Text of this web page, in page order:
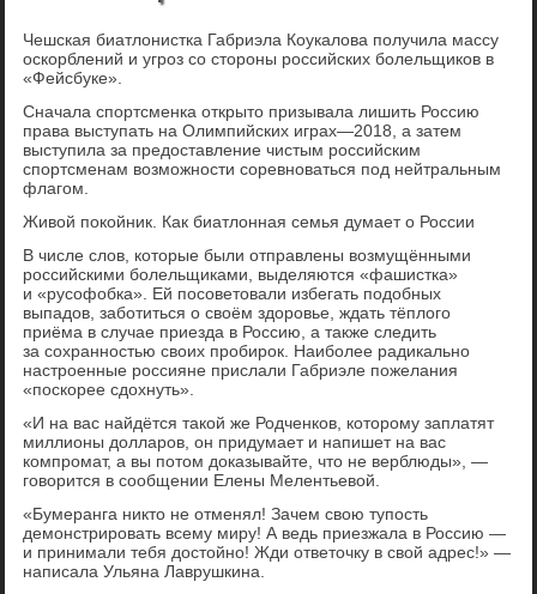
Чешская биатлонистка Габриэла Коукалова получила массу
оскорблений и угроз со стороны российских болельщиков в
«Фейсбуке».
Сначала спортсменка открыто призывала лишить Россию
права выступать на Олимпийских играх—2018, а затем
выступила за предоставление чистым российским
спортсменам возможности соревноваться под нейтральным
флагом.
Живой покойник. Как биатлонная семья думает о России
В числе слов, которые были отправлены возмущёнными
российскими болельщиками, выделяются «фашистка»
и «русофобка». Ей посоветовали избегать подобных
выпадов, заботиться о своём здоровье, ждать тёплого
приёма в случае приезда в Россию, а также следить
за сохранностью своих пробирок. Наиболее радикально
настроенные россияне прислали Габриэле пожелания
«поскорее сдохнуть».
«И на вас найдётся такой же Родченков, которому заплатят
миллионы долларов, он придумает и напишет на вас
компромат, а вы потом доказывайте, что не верблюды», —
говорится в сообщении Елены Мелентьевой.
«Бумеранга никто не отменял! Зачем свою тупость
демонстрировать всему миру! А ведь приезжала в Россию —
и принимали тебя достойно! Жди ответочку в свой адрес!» —
написала Ульяна Лаврушкина.